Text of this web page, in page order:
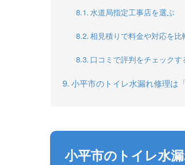
水道局指定工事店を選ぶ
相見積りで料金や対応を比
口コミで評判をチェックす
小平市のトイレ水漏れ修理は
小平市のトイレ水